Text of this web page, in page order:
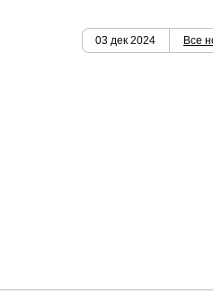
03 дек 2024 Все